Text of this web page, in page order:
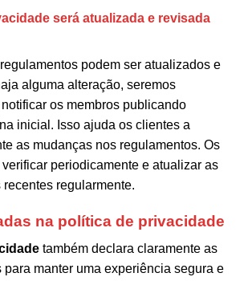
será atualizada e revisada
podem ser atualizados e
alguma alteração, seremos
os membros publicando
inicial. Isso ajuda os clientes a
as mudanças nos regulamentos. Os
periodicamente e atualizar as
regularmente.
na política de privacidade
também declara claramente as
para manter uma experiência segura e